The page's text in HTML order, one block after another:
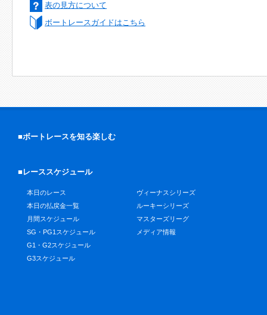
表の見方について
ボートレースガイドはこちら
■ボートレースを知る楽しむ
■レーススケジュール
本日のレース
本日の払戻金一覧
月間スケジュール
SG・PG1スケジュール
G1・G2スケジュール
G3スケジュール
ヴィーナスシリーズ
ルーキーシリーズ
マスターズリーグ
メディア情報